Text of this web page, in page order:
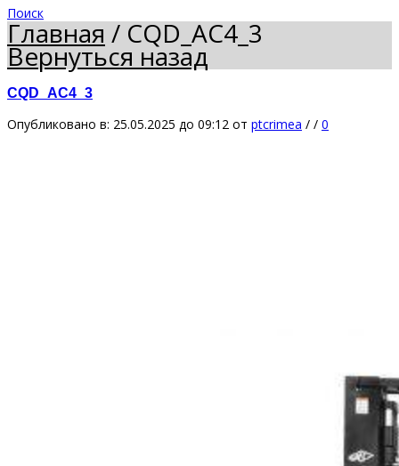
Поиск
Главная/CQD_AC4_3
Вернуться назад
CQD_AC4_3
Опубликовано в: 25.05.2025 до 09:12 от ptcrimea / / 0